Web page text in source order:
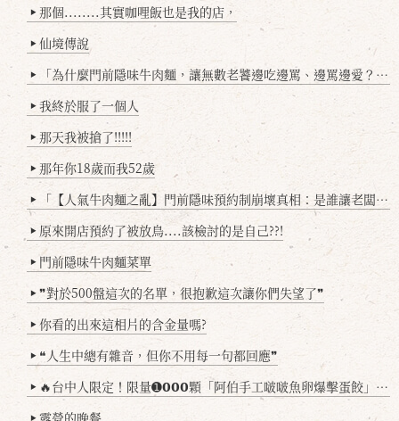
▶ 那個........其實咖哩飯也是我的店，
▶ 仙境傳說
▶ 「為什麼門前隱味牛肉麵，讓無數老饕邊吃邊罵、邊罵邊愛？小辣雞揭密！」
▶ 我終於服了一個人
▶ 那天我被搶了!!!!!
▶ 那年你18歲而我52歲
▶ 「【人氣牛肉麵之亂】門前隱味預約制崩壞真相：是誰讓老闆心灰意冷？」
▶ 原來開店預約了被放鳥....該檢討的是自己??!
▶ 門前隱味牛肉麵菜單
▶ ❞對於500盤這次的名單，很抱歉這次讓你們失望了❞
▶ 你看的出來這相片的含金量嗎?
▶ ❝人生中總有雜音，但你不用每一句都回應❞
▶ 🔥台中人限定！限量➊𝟬𝟬𝟬顆「阿伯手工啵啵魚卵爆擊蛋餃」台北已被搶爆2萬顆，最後名額門前隱味只留給你！🥟💥
▶